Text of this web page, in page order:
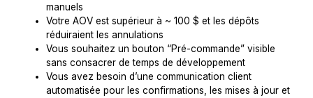
manuels
Votre AOV est supérieur à ~ 100 $ et les dépôts
réduiraient les annulations
Vous souhaitez un bouton “Pré-commande” visible
sans consacrer de temps de développement
Vous avez besoin d’une communication client
automatisée pour les confirmations, les mises à jour et